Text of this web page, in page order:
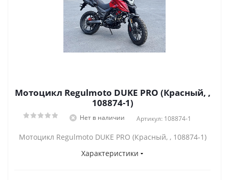
Мотоцикл Regulmoto DUKE PRO (Красный, ,
108874-1)
Нет в наличии Артикул: 108874-1
Мотоцикл Regulmoto DUKE PRO (Красный, , 108874-1)
Характеристики